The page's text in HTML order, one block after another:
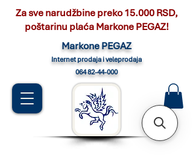
Markone PEGAZ
Internet prodaja i veleprodaja
064 82-44-000
Za sve narudžbine preko 15.000 RSD,
poštarinu plaća Markone PEGAZ!